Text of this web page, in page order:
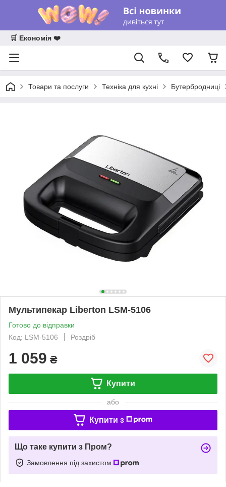
🛒 Економія ❤️
Товари та послуги Техніка для кухні Бутербродниці
Мультипекар Liberton LSM-5106
Готово до відправки
Код: LSM-5106
Роздріб
1 059 ₴
Купити
або
Купити з
Що таке купити з Пром?
Замовлення під захистом